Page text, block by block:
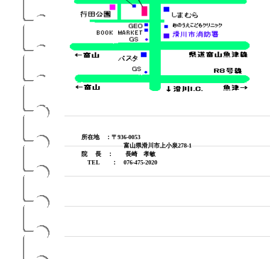
所在地 ：〒936-0053
富山県滑川市上小泉278-1
院 長 ： 長崎 孝敏
TEL ： 076-475-2020